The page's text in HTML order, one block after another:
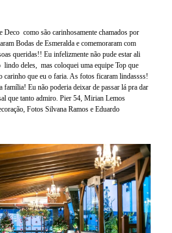
Deco como são carinhosamente chamados por
Bodas de Esmeralda e comemoraram com
queridas!! Eu infelizmente não pude estar ali
lindo deles, mas coloquei uma equipe Top que
carinho que eu o faria. As fotos ficaram lindassss!
Eu não poderia deixar de passar lá pra dar
que tanto admiro. Pier 54, Mirian Lemos
Fotos Silvana Ramos e Eduardo